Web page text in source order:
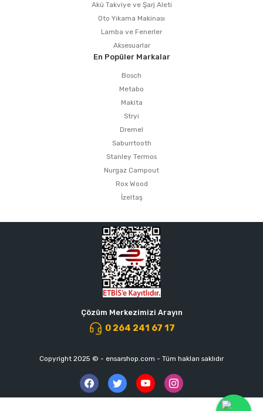
Akü Takviye ve Şarj Aleti
Oto Yıkama Makinası
Lamba ve Fenerler
Aksesuarlar
En Popüler Markalar
Bosch
Metabo
Makita
Stryi
Dremel
Saburrtooth
Stanley Termos
Nurgaz Campout
Rox Wood
İzeltaş
Çözüm Merkezimizi Arayın
0 264 241 67 17
Copyright 2025 © - ensarshop.com - Tüm hakları saklıdır